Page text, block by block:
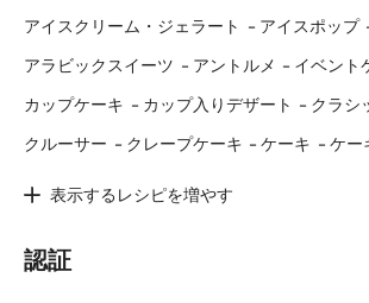
アイスクリーム・ジェラート
アイスポップ
アラビックスイーツ
アントルメ
イベント
カップケーキ
カップ入りデザート
クラシ
クルーサー
クレープケーキ ケーキ ケー
表示するレシピを増やす
認証